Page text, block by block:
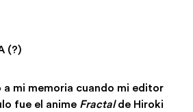
(?)
a mi memoria cuando mi editor
fue el anime Fractalde Hiroki